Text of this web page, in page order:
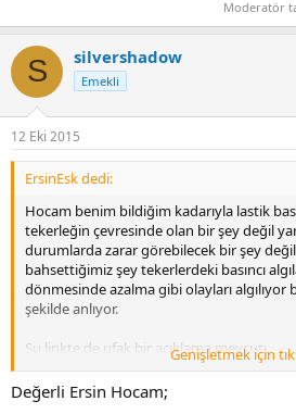
Moderatör
S silvershadow
Emekli
12 Eki 2015
ErsinEsk dedi:
Hocam benim bildiğim kadarıyla lastik
tekerleğin çevresinde olan bir şey değil
durumlarda zarar görebilecek bir şey
bahsettiğimiz şey tekerlerdeki basıncı
dönmesinde azalma gibi olayları algılıyor
şekilde anlıyor.
Şu linkte de ufak bir açıklama mevcut;
http://binekarac.vw.com.tr/volkswagen-
ComponentID=16171
Genişletmek için
Değerli Ersin Hocam;